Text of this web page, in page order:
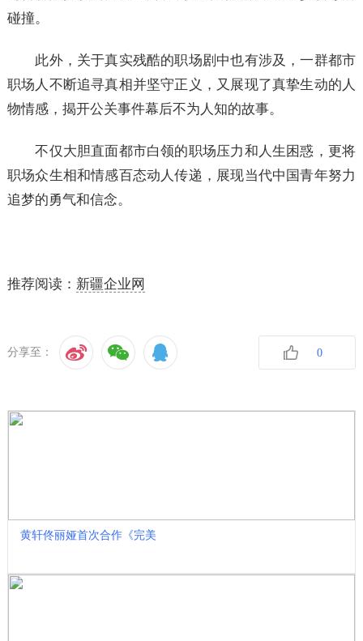
碰撞。
此外，关于真实残酷的职场剧中也有涉及，一群都市
职场人不断追寻真相并坚守正义，又展现了真挚生动的人
物情感，揭开公关事件幕后不为人知的故事。
不仅大胆直面都市白领的职场压力和人生困惑，更将
职场众生相和情感百态动人传递，展现当代中国青年努力
追梦的勇气和信念。
推荐阅读： 新疆企业网
分享至： 0
黄轩佟丽娅首次合作《完美